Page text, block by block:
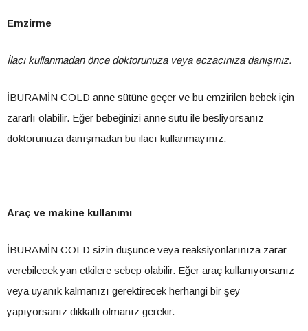
Emzirme
İlacı kullanmadan önce doktorunuza veya eczacınıza danışınız.
İBURAMİN COLD anne sütüne geçer ve bu emzirilen bebek için
zararlı olabilir. Eğer bebeğinizi anne sütü ile besliyorsanız
doktorunuza danışmadan bu ilacı kullanmayınız.
Araç ve makine kullanımı
İBURAMİN COLD sizin düşünce veya reaksiyonlarınıza zarar
verebilecek yan etkilere sebep olabilir. Eğer araç kullanıyorsanız
veya uyanık kalmanızı gerektirecek herhangi bir şey
yapıyorsanız dikkatli olmanız gerekir.